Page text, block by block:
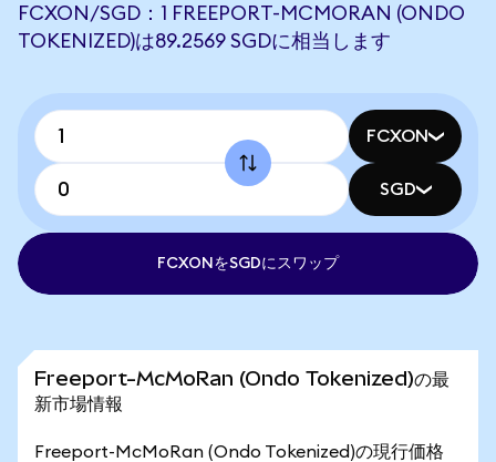
FCXON/SGD：1 FREEPORT-MCMORAN (ONDO
TOKENIZED)は89.2569 SGDに相当します
FCXON
SGD
FCXONをSGDにスワップ
Freeport-McMoRan (Ondo Tokenized)の最
新市場情報
Freeport-McMoRan (Ondo Tokenized)の現行価格